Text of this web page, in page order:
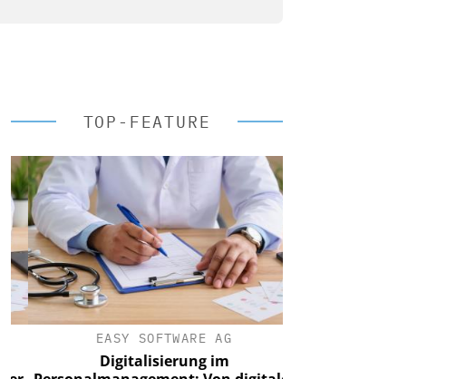
TOP-FEATURE
EASY SOFTWARE AG
Digitalisierung im